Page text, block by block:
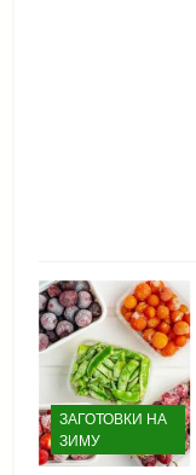
ЗАГОТОВКИ НА
ЗИМУ